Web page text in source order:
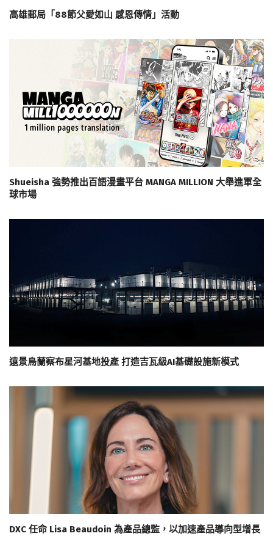
高雄郵局「88節父愛如山 感恩傳情」活動
Shueisha 強勢推出百語漫畫平台 MANGA MILLION 大舉進軍全
球市場
遠景烏蘭察布星河基地投產 打造吉瓦級AI基礎設施新模式
DXC 任命 Lisa Beaudoin 為產品總監，以加速產品導向型增長